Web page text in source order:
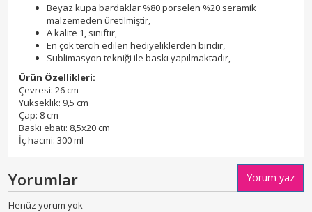
Beyaz kupa bardaklar %80 porselen %20 seramik
malzemeden üretilmiştir,
A kalite 1, sınıftır,
En çok tercih edilen hediyeliklerden biridir,
Sublimasyon tekniği ile baskı yapılmaktadır,
Ürün Özellikleri:
Çevresi: 26 cm
Yükseklik: 9,5 cm
Çap: 8 cm
Baskı ebatı: 8,5x20 cm
İç hacmi: 300 ml
Yorumlar Yorum yaz
Henüz yorum yok